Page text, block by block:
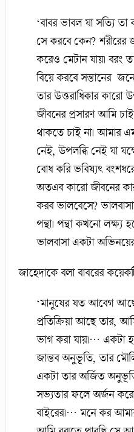
‘বাবর ভাবল যা সত্যি
সে করবে কেন? শরীরের
করেও মেটান যায়।
বিয়ে করবে সন্তানের
তার উত্তরাধিকার কারো
জীবনের প্রসারণ আমি
থাকতে চাই না। আমার
নেই, উপলব্ধি নেই যা
বোধ করি ভবিষ্যৎ
অতএব কারো জীবনের
করব ভালবেসে?
পন্থা। পন্থা কখনো লক্ষ্য
ভালবাসা একটা অভিনয়ের
জাহেদাকে বলা বাবরের
‘মানুষের যত আবেগ
প্রতিক্রিয়া আছে তার,
ভাগ করা যায়।… একটা
জান্তব অনুভূতি, তার
একটা তার অর্জিত অনুভূতি
সভ্যতার ফলে অর্জন
বাইরের।… মনে কর